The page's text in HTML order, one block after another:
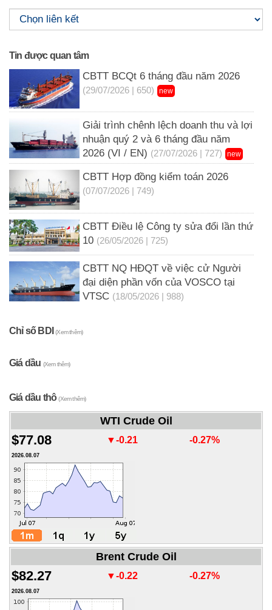
Tin được quan tâm
CBTT BCQt 6 tháng đầu năm 2026
(29/07/2026 | 650) new
Giải trình chênh lệch doanh thu và lợi
nhuận quý 2 và 6 tháng đầu năm
2026 (VI / EN) (27/07/2026 | 727) new
CBTT Hợp đồng kiểm toán 2026
(07/07/2026 | 749)
CBTT Điều lệ Công ty sửa đổi lần thứ
10 (26/05/2026 | 725)
CBTT NQ HĐQT về việc cử Người
đại diện phần vốn của VOSCO tại
VTSC (18/05/2026 | 988)
Chỉ số BDI(Xem thêm)
Giá dầu (Xem thêm)
Giá dầu thô(Xem thêm)
WTI Crude Oil
$77.08 ▼-0.21 -0.27%
2026.08.07
Brent Crude Oil
$82.27 ▼-0.22 -0.27%
2026.08.07